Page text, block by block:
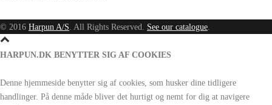
© 2016 Harpun A/S . All Rights Reserved. See our catalogue
HARPUN.DK BENYTTER SIG AF COOKIES
Denne hjemmeside benytter sig af cookies, som husker dine tidligere
handlinger. På denne måde bliver det hurtigt og nemt for dig at navigere